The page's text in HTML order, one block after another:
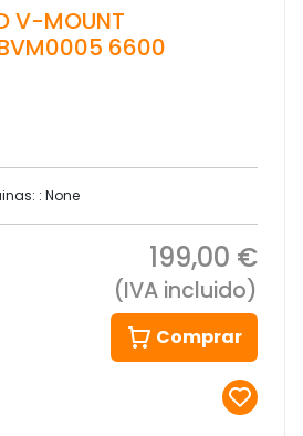
V-MOUNT
BVM0005 6600
: None
199,00 €
(IVA incluido)
Comprar